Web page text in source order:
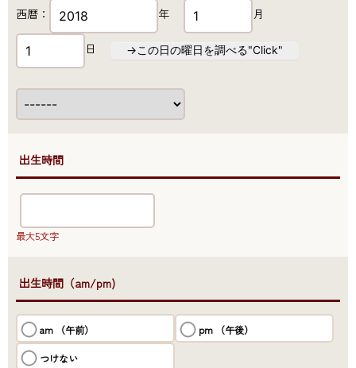
西暦：
年 月
日 →この日の曜日を調べる"Click"
●出生時間
最大5文字
●出生時間（am/pm)
am （午前） pm （午後）
つけない